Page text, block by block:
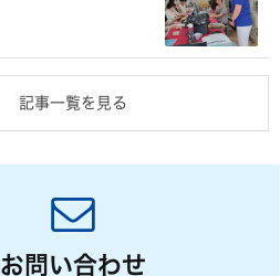
記事一覧を見る
お問い合わせ